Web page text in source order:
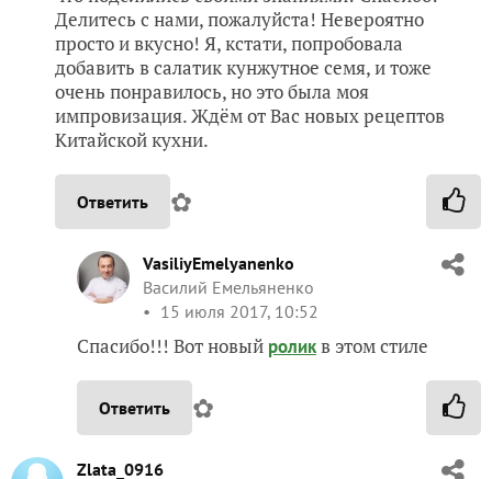
Делитесь с нами, пожалуйста! Невероятно
просто и вкусно! Я, кстати, попробовала
добавить в салатик кунжутное семя, и тоже
очень понравилось, но это была моя
импровизация. Ждём от Вас новых рецептов
Китайской кухни.
Ответить ✿
VasiliyEmelyanenko
Василий Емельяненко
15 июля 2017, 10:52
Спасибо!!! Вот новый роликв этом стиле
Ответить ✿
Zlata_0916